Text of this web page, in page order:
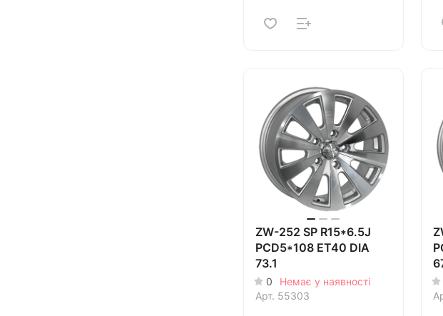
ZW-252 SP R15*6.5J
PCD5*108 ET40 DIA
73.1
0
Немає у наявності
Арт. 55303